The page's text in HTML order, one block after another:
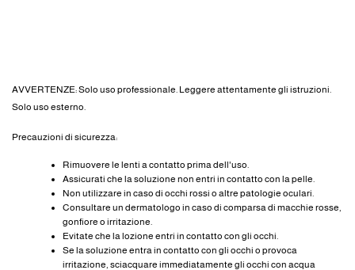
AVVERTENZE: Solo uso professionale. Leggere attentamente gli istruzioni.
Solo uso esterno.
Precauzioni di sicurezza:
Rimuovere le lenti a contatto prima dell'uso.
Assicurati che la soluzione non entri in contatto con la pelle.
Non utilizzare in caso di occhi rossi o altre patologie oculari.
Consultare un dermatologo in caso di comparsa di macchie rosse,
gonfiore o irritazione.
Evitate che la lozione entri in contatto con gli occhi.
Se la soluzione entra in contatto con gli occhi o provoca
irritazione, sciacquare immediatamente gli occhi con acqua